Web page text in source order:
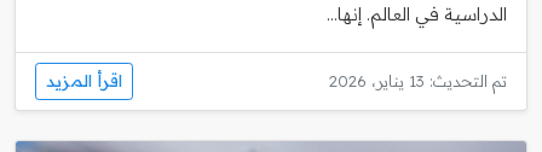
الدراسية في العالم. إنها...
تم التحديث: 13 يناير، 2026 اقرأ المزيد